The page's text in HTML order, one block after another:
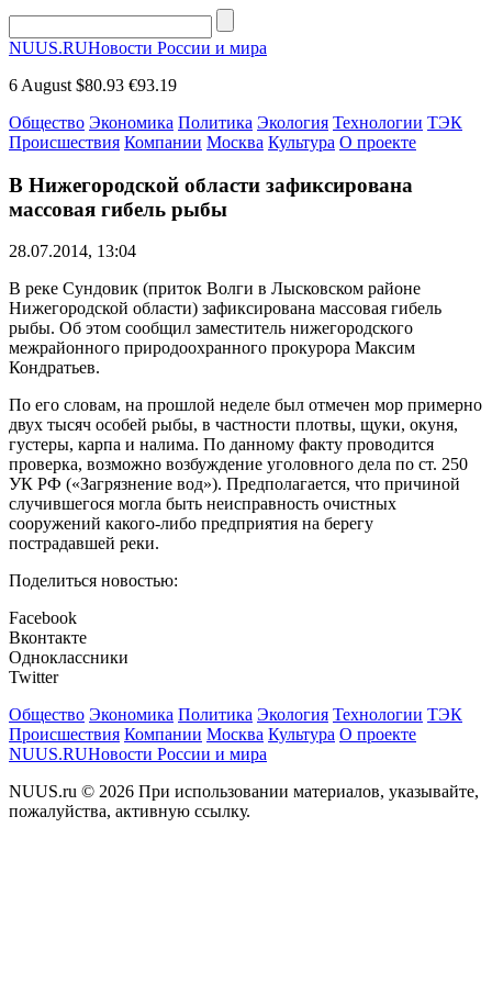
NUUS.RUНовости России и мира
6 August $80.93 €93.19
Общество Экономика Политика Экология Технологии ТЭК
Происшествия Компании Москва Культура О проекте
В Нижегородской области зафиксирована
массовая гибель рыбы
28.07.2014, 13:04
В реке Сундовик (приток Волги в Лысковском районе
Нижегородской области) зафиксирована массовая гибель
рыбы. Об этом сообщил заместитель нижегородского
межрайонного природоохранного прокурора Максим
Кондратьев.
По его словам, на прошлой неделе был отмечен мор примерно
двух тысяч особей рыбы, в частности плотвы, щуки, окуня,
густеры, карпа и налима. По данному факту проводится
проверка, возможно возбуждение уголовного дела по ст. 250
УК РФ («Загрязнение вод»). Предполагается, что причиной
случившегося могла быть неисправность очистных
сооружений какого-либо предприятия на берегу
пострадавшей реки.
Поделиться новостью:
Facebook
Вконтакте
Одноклассники
Twitter
Общество Экономика Политика Экология Технологии ТЭК
Происшествия Компании Москва Культура О проекте
NUUS.RUНовости России и мира
NUUS.ru © 2026 При использовании материалов, указывайте,
пожалуйства, активную ссылку.